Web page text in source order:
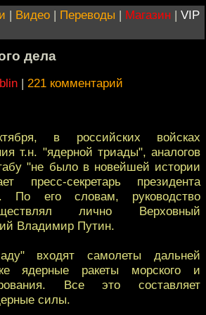
| Видео | Переводы | Магазин | VIP
дела
| 221 комментарий
в российских войсках
т.н. "ядерной триады", аналогов
"не было в новейшей истории
пресс-секретарь президента
По его словам, руководство
лично Верховный
Владимир Путин.
входят самолеты дальней
ядерные ракеты морского и
Все это составляет
силы.